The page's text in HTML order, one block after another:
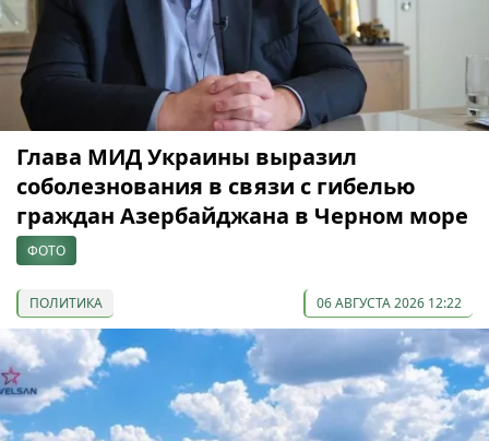
Глава МИД Украины выразил
соболезнования в связи с гибелью
граждан Азербайджана в Черном море
ФОТО
ПОЛИТИКА 06 АВГУСТА 2026 12:22